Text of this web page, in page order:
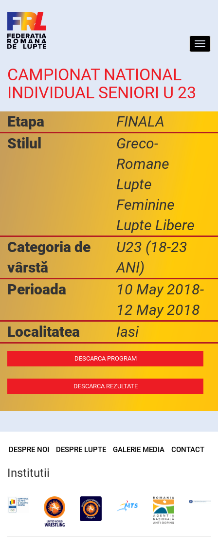
CAMPIONAT NATIONAL
INDIVIDUAL SENIORI U 23
Etapa
FINALA
Stilul
Greco-
Romane
Lupte
Feminine
Lupte Libere
Categoria de
vârstă
U23 (18-23
ANI)
Perioada
10 May 2018-
12 May 2018
Localitatea
Iasi
DESCARCA PROGRAM
DESCARCA REZULTATE
DESPRE NOI DESPRE LUPTE GALERIE MEDIA CONTACT
Institutii